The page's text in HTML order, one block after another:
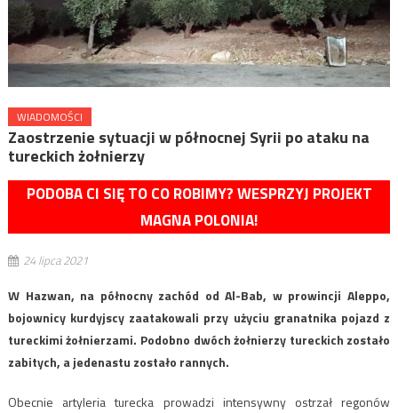
WIADOMOŚCI
Zaostrzenie sytuacji w północnej Syrii po ataku na
tureckich żołnierzy
PODOBA CI SIĘ TO CO ROBIMY? WESPRZYJ PROJEKT
MAGNA POLONIA!
24 lipca 2021
W Hazwan, na północny zachód od Al-Bab, w prowincji Aleppo,
bojownicy kurdyjscy zaatakowali przy użyciu granatnika pojazd z
tureckimi żołnierzami. Podobno dwóch żołnierzy tureckich zostało
zabitych, a jedenastu zostało rannych.
Obecnie artyleria turecka prowadzi intensywny ostrzał regonów